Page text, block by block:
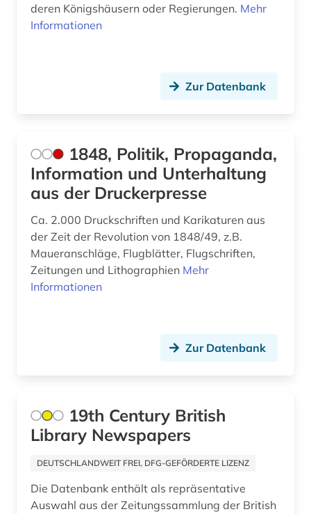
botanik (1)
britannisch (1)
britische geschichte (1)
buch (1)
buchhandel (1)
buchkunst (1)
börse (1)
bühnenkünstler (2)
bühnentechnik (1)
bühnenwerk (1)
deren Königshäusern oder Regierungen. Mehr
Informationen
Zur Datenbank
1848, Politik, Propaganda,
Information und Unterhaltung
aus der Druckerpresse
Ca. 2.000 Druckschriften und Karikaturen aus
der Zeit der Revolution von 1848/49, z.B.
Maueranschläge, Flugblätter, Flugschriften,
Zeitungen und Lithographien Mehr
Informationen
Zur Datenbank
19th Century British
Library Newspapers
DEUTSCHLANDWEIT FREI, DFG-GEFÖRDERTE LIZENZ
Die Datenbank enthält als repräsentative
Auswahl aus der Zeitungssammlung der British